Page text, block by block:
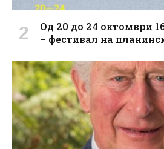
Од 20 до 24 октомври
– фестивал на